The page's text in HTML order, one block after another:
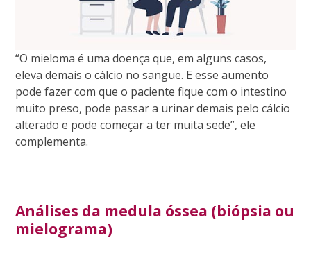
“O mieloma é uma doença que, em alguns casos,
eleva demais o cálcio no sangue. E esse aumento
pode fazer com que o paciente fique com o intestino
muito preso, pode passar a urinar demais pelo cálcio
alterado e pode começar a ter muita sede”, ele
complementa.
Análises da medula óssea (biópsia ou
mielograma)